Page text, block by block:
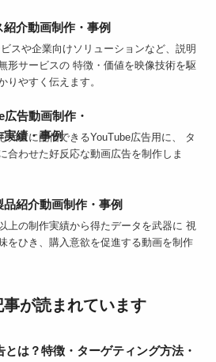
紹介動画制作・事例
スや企業向けソリューションなど、説明
形サービスの 特徴・価値を映像技術を駆
りやすく伝えます。
広告動画制作・
実績・事例
大量に配信できるYouTube広告用に、 タ
合わせた好反応な動画広告を制作しま
品紹介動画制作・事例
上の制作実績から得たデータを武器に 視
をひき、購入意欲を促進する動画を制作
が読まれています
とは？特徴・ターゲティング方法・